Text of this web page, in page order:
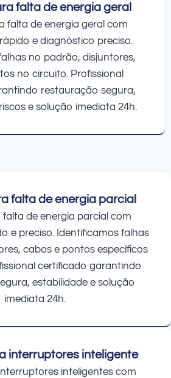
falta de energia geral
falta de energia geral com
e diagnóstico preciso.
no padrão, disjuntores,
no circuito. Profissional
restauração segura,
e solução imediata 24h.
falta de energia parcial
falta de energia parcial com
e preciso. Identificamos falhas
cabos e pontos específicos
certificado garantindo
estabilidade e solução
imediata 24h.
interruptores inteligente
inteligentes com